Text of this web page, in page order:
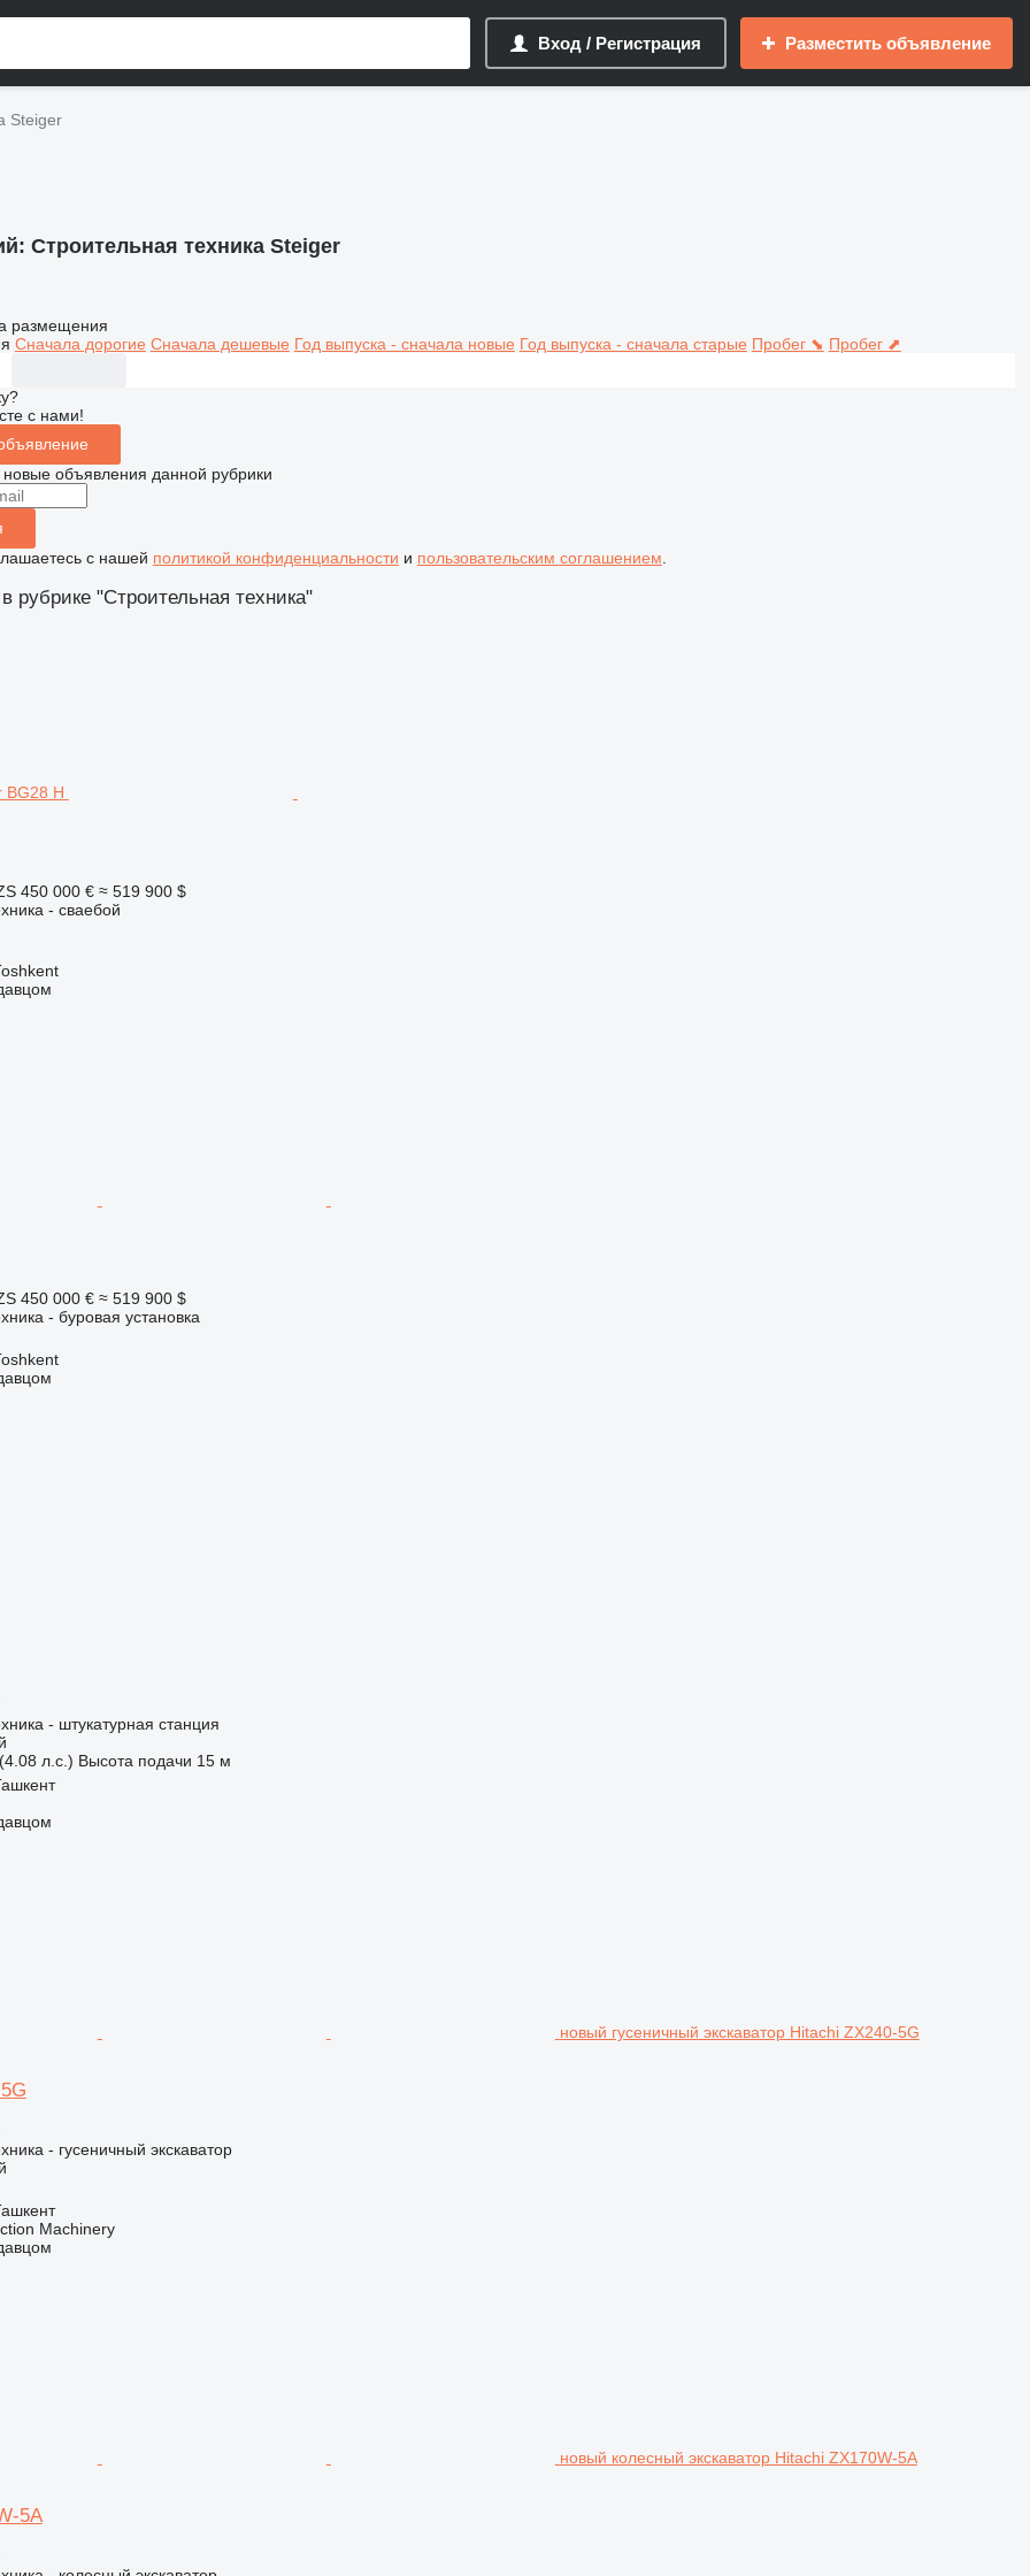
Вход / Регистрация Разместить объявление
Steiger
Строительная техника Steiger
размещения
Сначала дорогие Сначала дешевые Год выпуска - сначала новые Год выпуска - сначала старые Пробег ⬊ Пробег ⬈
с нами!
объявления данной рубрики
с нашей политикой конфиденциальности и пользовательским соглашением
рубрике "Строительная техника"
450 000 € ≈ 519 900 $
- сваебой
450 000 € ≈ 519 900 $
- буровая установка
- штукатурная станция
л.с.) Высота подачи 15 м
новый гусеничный экскаватор Hitachi ZX240-5G
- гусеничный экскаватор
Machinery
новый колесный экскаватор Hitachi ZX170W-5A
5A